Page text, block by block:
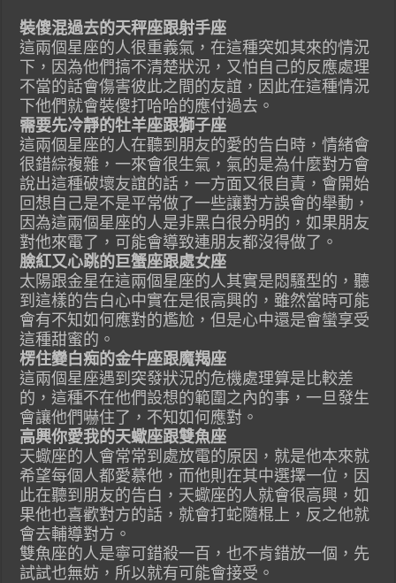
裝傻混過去的天秤座跟射手座
這兩個星座的人很重義氣，在這種突如其來的情況
下，因為他們搞不清楚狀況，又怕自己的反應處理
不當的話會傷害彼此之間的友誼，因此在這種情況
下他們就會裝傻打哈哈的應付過去。
需要先冷靜的牡羊座跟獅子座
這兩個星座的人在聽到朋友的愛的告白時，情緒會
很錯綜複雜，一來會很生氣，氣的是為什麼對方會
說出這種破壞友誼的話，一方面又很自責，會開始
回想自己是不是平常做了一些讓對方誤會的舉動，
因為這兩個星座的人是非黑白很分明的，如果朋友
對他來電了，可能會導致連朋友都沒得做了。
臉紅又心跳的巨蟹座跟處女座
太陽跟金星在這兩個星座的人其實是悶騷型的，聽
到這樣的告白心中實在是很高興的，雖然當時可能
會有不知如何應對的尷尬，但是心中還是會蠻享受
這種甜蜜的。
楞住變白痴的金牛座跟魔羯座
這兩個星座遇到突發狀況的危機處理算是比較差
的，這種不在他們設想的範圍之內的事，一旦發生
會讓他們嚇住了，不知如何應對。
高興你愛我的天蠍座跟雙魚座
天蠍座的人會常常到處放電的原因，就是他本來就
希望每個人都愛慕他，而他則在其中選擇一位，因
此在聽到朋友的告白，天蠍座的人就會很高興，如
果他也喜歡對方的話，就會打蛇隨棍上，反之他就
會去輔導對方。
雙魚座的人是寧可錯殺一百，也不肯錯放一個，先
試試也無妨，所以就有可能會接受。